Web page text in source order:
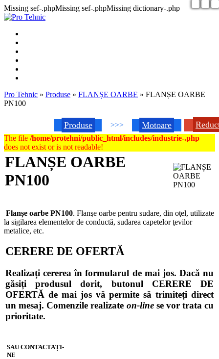
Missing sef-.phpMissing sef-.phpMissing dictionary-.php
Pro Tehnic » Produse » FLANȘE OARBE » FLANȘE OARBE
PN100
Produse >>> Motoare
The file /home/protehni/public_html/includes/industrie-.php
does not exist or is not readable!
FLANȘE OARBE
PN100
Flanșe oarbe PN100. Flanşe oarbe pentru sudare, din oţel, utilizate
la sigilarea elementelor de conductă, sudarea capetelor ţevilor
metalice, etc.
CERERE DE OFERTĂ
Realizați cererea în formularul de mai jos. Dacă nu
găsiți produsul dorit, butonul CERERE DE
OFERTĂ de mai jos vă permite să trimiteți direct
un mesaj. Comenzile realizate on-linese vor trata cu
prioritate.
SAU CONTACTAȚI-
NE